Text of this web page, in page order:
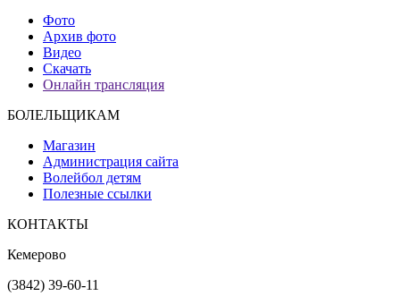
Фото
Архив фото
Видео
Скачать
Онлайн трансляция
БОЛЕЛЬЩИКАМ
Магазин
Администрация сайта
Волейбол детям
Полезные ссылки
КОНТАКТЫ
Кемерово
(3842) 39-60-11